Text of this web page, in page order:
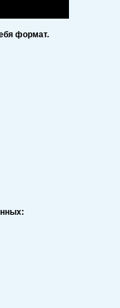
формат.